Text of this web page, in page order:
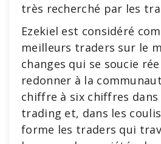
très recherché par les
Ezekiel est considéré
meilleurs traders sur le
changes qui se soucie
redonner à la
chiffre à six chiffres
trading et, dans les
forme les traders qui